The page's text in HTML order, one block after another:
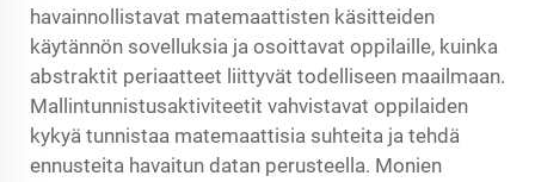
havainnollistavat matemaattisten käsitteiden
käytännön sovelluksia ja osoittavat oppilaille, kuinka
abstraktit periaatteet liittyvät todelliseen maailmaan.
Mallintunnistusaktiviteetit vahvistavat oppilaiden
kykyä tunnistaa matemaattisia suhteita ja tehdä
ennusteita havaitun datan perusteella. Monien